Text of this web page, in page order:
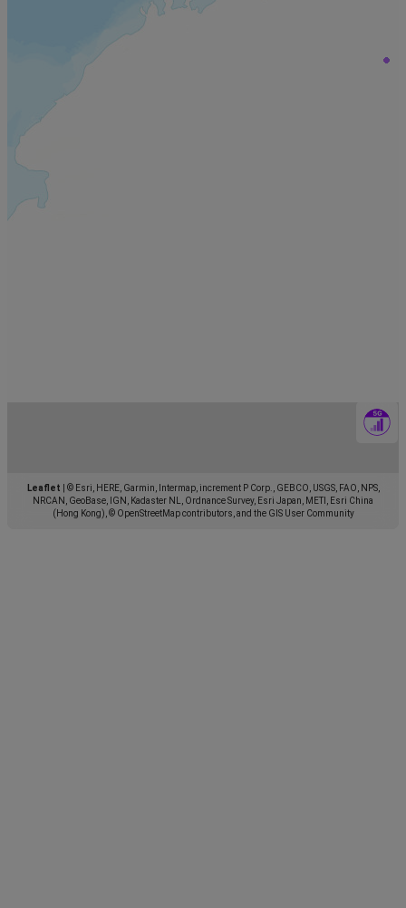
Leaflet
© Esri, HERE, Garmin, Intermap, increment P Corp., GEBCO, USGS, FAO, NPS,
NRCAN, GeoBase, IGN, Kadaster NL, Ordnance Survey, Esri Japan, METI, Esri China
(Hong Kong), © OpenStreetMap contributors, and the GIS User Community